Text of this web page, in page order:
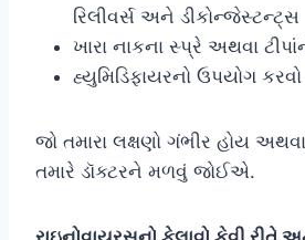
રિલીવર્સ અને ડીકોન્જેસ્ટન્ટ્સ
ખારા નાકના સ્પ્રે અથવા
હ્યુમિડિફાયરનો ઉપયોગ કરવો
જો તમારા લક્ષણો ગંભીર હોય
તમારે ડૉક્ટરને મળવું જોઈએ.